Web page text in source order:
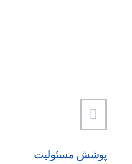
پوشش مسئولیت